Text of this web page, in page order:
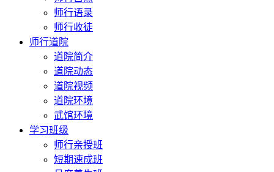
师行语录
师行收徒
师行道院
道院简介
道院动态
道院视频
道院环境
武馆环境
学习班级
师行亲授班
短期速成班